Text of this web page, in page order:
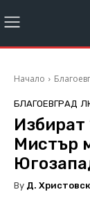
Начало
БЛАГОЕВГРАД
Мистър
By Д.